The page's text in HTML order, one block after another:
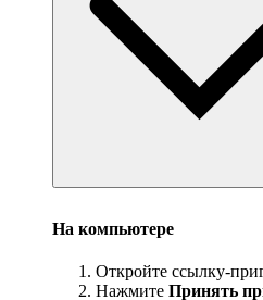
На компьютере
Откройте ссылку-
Нажмите Принять